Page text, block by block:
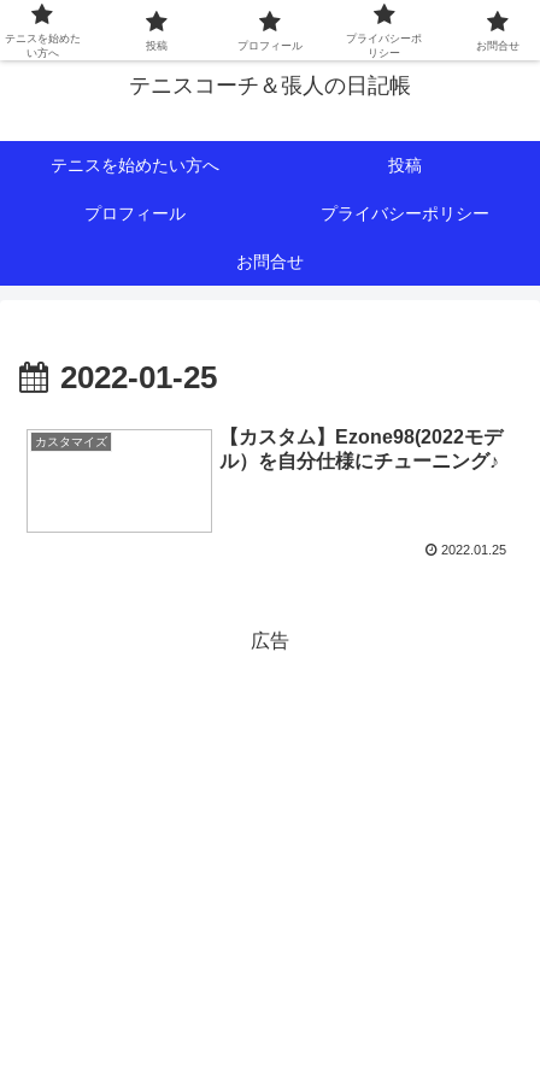
初心者∼中級者向けの情報を中心にテニスライフをサポート！
テニスコーチ＆張人の日記帳
テニスを始めたい方へ 投稿
プロフィール プライバシーポリシー
お問合せ
2022-01-25
カスタマイズ
【カスタム】Ezone98(2022モデ
ル）を自分仕様にチューニング♪
2022.01.25
広告
テニスを始めた
い方へ
投稿 プロフィール
プライバシーポ
リシー
お問合せ